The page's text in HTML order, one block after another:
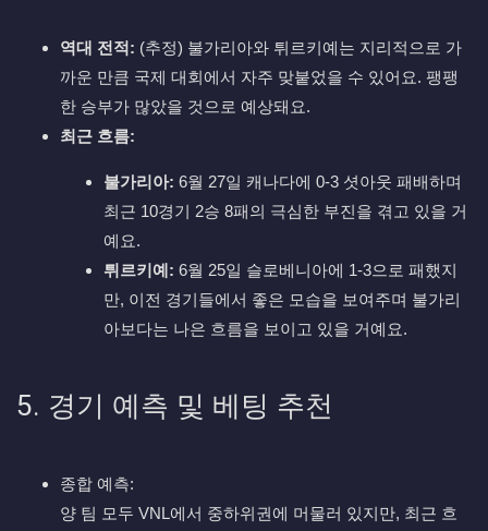
역대 전적: (추정) 불가리아와 튀르키예는 지리적으로 가
까운 만큼 국제 대회에서 자주 맞붙었을 수 있어요. 팽팽
한 승부가 많았을 것으로 예상돼요.
최근 흐름:
불가리아: 6월 27일 캐나다에 0-3 셧아웃 패배하며
최근 10경기 2승 8패의 극심한 부진을 겪고 있을 거
예요.
튀르키예: 6월 25일 슬로베니아에 1-3으로 패했지
만, 이전 경기들에서 좋은 모습을 보여주며 불가리
아보다는 나은 흐름을 보이고 있을 거예요.
5. 경기 예측 및 베팅 추천
종합 예측:
양 팀 모두 VNL에서 중하위권에 머물러 있지만, 최근 흐